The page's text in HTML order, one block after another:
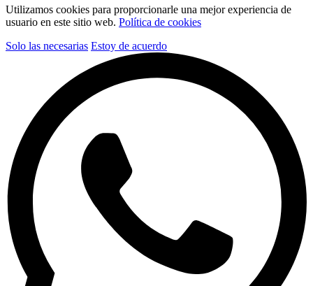
Utilizamos cookies para proporcionarle una mejor experiencia de
usuario en este sitio web. Política de cookies
Solo las necesarias Estoy de acuerdo